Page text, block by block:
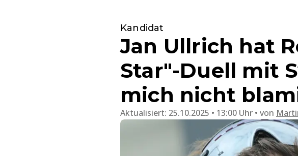
Kandidat
Jan Ullrich hat
Star"-Duell mit
mich nicht
Aktualisiert: 25.10.2025 • 13:00 Uhr von